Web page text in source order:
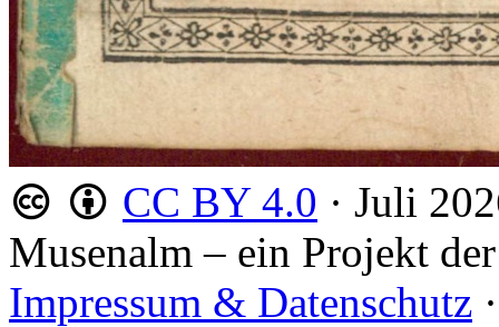
CC BY 4.0 · Juli
Musenalm – ein Projekt der
Impressum & Datenschutz ·